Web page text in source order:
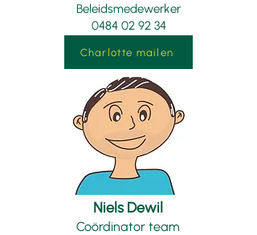
Beleidsmedewerker
0484 02 92 34
Charlotte mailen
Niels Dewil
Coördinator team